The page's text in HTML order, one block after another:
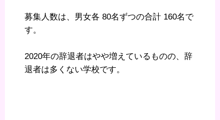
募集人数は、男女各 80名ずつの合計 160名で
す。
2020年の辞退者はやや増えているものの、辞
退者は多くない学校です。